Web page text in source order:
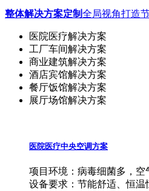
整体解决方案定制全局视角打造
医院医疗解决方案
工厂车间解决方案
商业建筑解决方案
酒店宾馆解决方案
餐厅饭馆解决方案
展厅场馆解决方案
医院医疗中央空调方案
项目环境：病毒细菌多，
设备要求：节能舒适、恒温